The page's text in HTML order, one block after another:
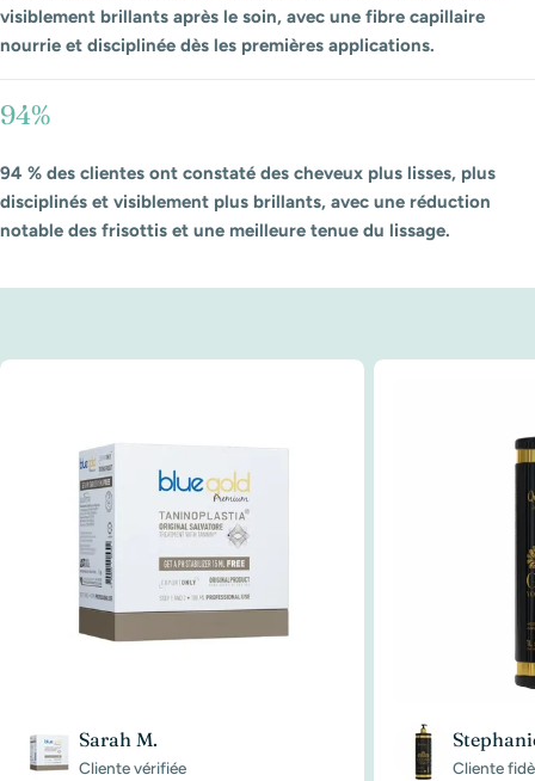
visiblement brillants après le soin, avec une fibre capillaire
nourrie et disciplinée dès les premières applications.
94%
94 % des clientes ont constaté des cheveux plus lisses, plus
disciplinés et visiblement plus brillants, avec une réduction
notable des frisottis et une meilleure tenue du lissage.
Sarah M.
Cliente vérifiée Cliente